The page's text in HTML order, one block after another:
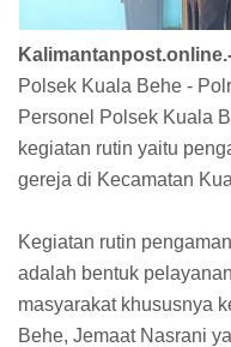
Polsek Kuala Behe -
Personel Polsek Kuala
kegiatan rutin yaitu
gereja di Kecamatan
Kegiatan rutin
adalah bentuk
masyarakat khususnya
Behe, Jemaat Nasrani